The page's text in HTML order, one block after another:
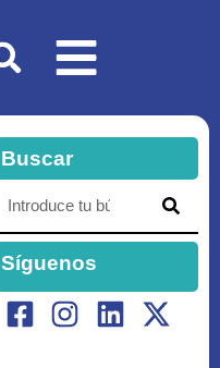
Buscar
Síguenos